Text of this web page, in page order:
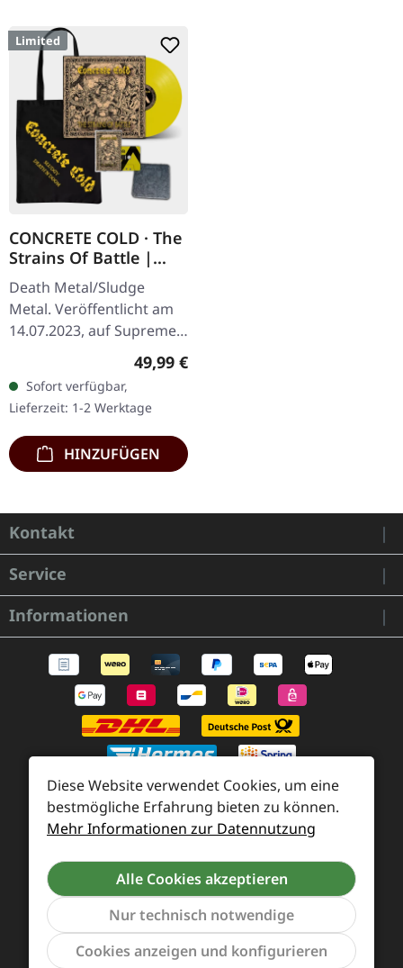
Limited
CONCRETE COLD · The
Strains Of Battle |
VINYL BUNDLE
Death Metal/Sludge
Metal. Veröffentlicht am
14.07.2023, auf Supreme
Chaos Records. SCR-
exklusives Bundle, 50
Exemplare, bestehend
aus: · Gelbes Vinyl…
Regulärer Preis:
49,99 €
Sofort verfügbar,
Lieferzeit: 1-2 Werktage
HINZUFÜGEN
Kontakt
Service
Informationen
Zahlung und Versand
Widerrufsrecht und Rücksendung
Kontakt
Händleranfragen
Cookie-Voreinstellungen
Alle Preise inkl. gesetzl. Mehrwertsteuer zzgl.
Diese Website verwendet Cookies, um eine
bestmögliche Erfahrung bieten zu können.
Mehr Informationen zur Datennutzung
Alle Cookies akzeptieren
Nur technisch notwendige
Cookies anzeigen und konfigurieren